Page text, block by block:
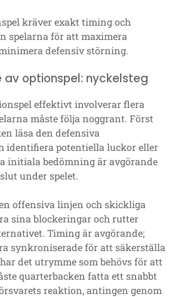
kräver exakt timing och
spelarna för att maximera
defensiv störning.
av optionspel: nyckelsteg
effektivt involverar flera
måste följa noggrant. Först
läsa den defensiva
identifiera potentiella luckor eller
initiala bedömning är avgörande
under spelet.
offensiva linjen och skickliga
sina blockeringar och rutter
Timing är avgörande;
synkroniserade för att säkerställa
det utrymme som behövs för att
quarterbacken fatta ett snabbt
reaktion, antingen genom